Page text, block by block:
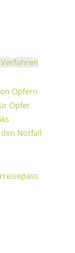
Opfern
Opfer
Notfall